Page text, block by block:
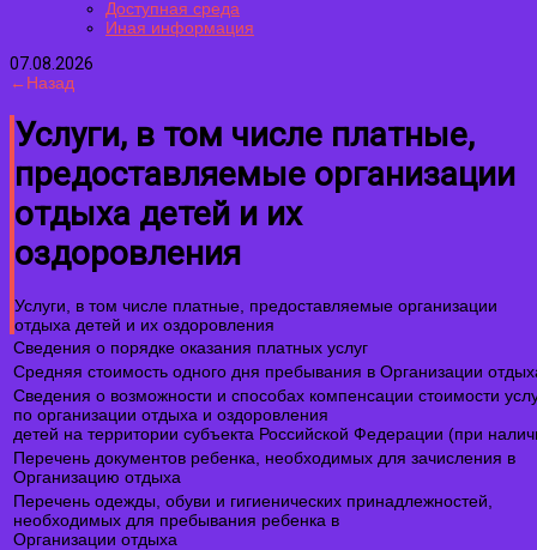
Доступная среда
Иная информация
07.08.2026
←Назад
Услуги, в том числе платные,
предоставляемые организации
отдыха детей и их
оздоровления
Услуги, в том числе платные, предоставляемые организации
отдыха детей и их оздоровления
Сведения о порядке оказания платных услуг
Средняя стоимость одного дня пребывания в Организации
Сведения о возможности и способах компенсации стоимости
по организации отдыха и оздоровления
детей на территории субъекта Российской Федерации (при
Перечень документов ребенка, необходимых для зачисления в
Организацию отдыха
Перечень одежды, обуви и гигиенических принадлежностей,
необходимых для пребывания ребенка в
Организации отдыха